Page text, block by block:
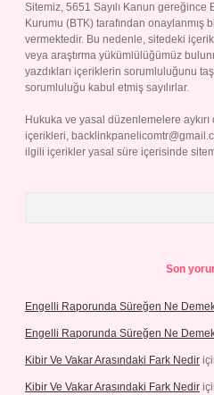
Sitemiz, 5651 Sayılı Kanun
Kurumu (BTK) tarafından onaylanmış
vermektedir. Bu nedenle, sitedeki
veya araştırma yükümlülüğümüz
yazdıkları içeriklerin sorumluluğunu
sorumluluğu kabul etmiş sayılırlar.
Hukuka ve yasal düzenlemelere
içerikleri,
ilgili içerikler yasal süre içerisinde
Son
Engelli Raporunda Süreğen Ne
Engelli Raporunda Süreğen Ne
Kibir Ve Vakar Arasındaki Fark Nedir
Kibir Ve Vakar Arasındaki Fark Nedir